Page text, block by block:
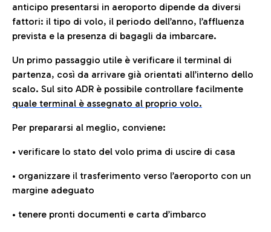
anticipo presentarsi in aeroporto dipende da diversi
fattori: il tipo di volo, il periodo dell’anno, l’affluenza
prevista e la presenza di bagagli da imbarcare.
Un primo passaggio utile è verificare il terminal di
partenza, così da arrivare già orientati all’interno dello
scalo. Sul sito ADR è possibile controllare facilmente
quale terminal è assegnato al proprio volo.
Per prepararsi al meglio, conviene:
• verificare lo stato del volo prima di uscire di casa
• organizzare il trasferimento verso l’aeroporto con un
margine adeguato
• tenere pronti documenti e carta d’imbarco